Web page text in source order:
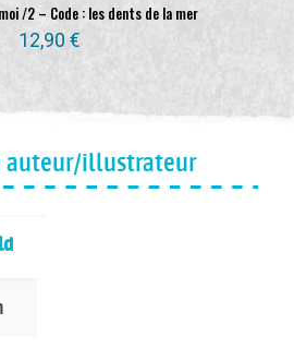
/2 – Code : les dents de la mer
12,90€
auteur/illustrateur